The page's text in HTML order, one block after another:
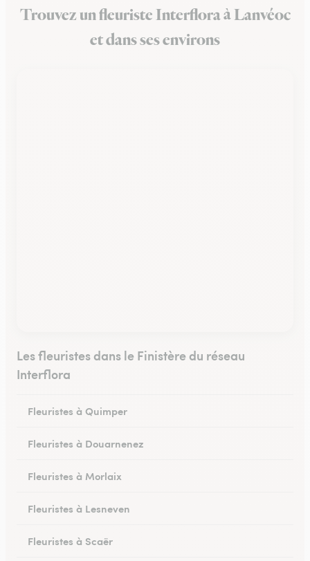
Trouvez un fleuriste Interflora à Lanvéoc
et dans ses environs
Les fleuristes dans le Finistère du réseau
Interflora
Fleuristes à Quimper
Fleuristes à Douarnenez
Fleuristes à Morlaix
Fleuristes à Lesneven
Fleuristes à Scaër